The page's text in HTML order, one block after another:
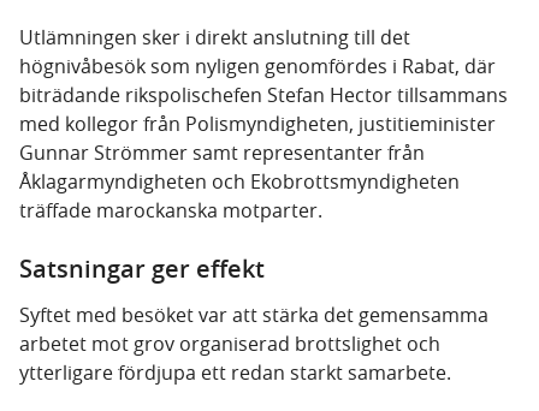
Utlämningen sker i direkt anslutning till det
högnivåbesök som nyligen genomfördes i Rabat, där
biträdande rikspolischefen Stefan Hector tillsammans
med kollegor från Polismyndigheten, justitieminister
Gunnar Strömmer samt representanter från
Åklagarmyndigheten och Ekobrottsmyndigheten
träffade marockanska motparter.
Satsningar ger effekt
Syftet med besöket var att stärka det gemensamma
arbetet mot grov organiserad brottslighet och
ytterligare fördjupa ett redan starkt samarbete.